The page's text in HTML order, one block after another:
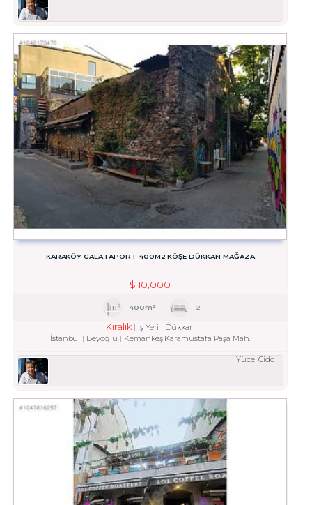
KARAKÖY GALATAPORT 400M2 KÖŞE DÜKKAN MAĞAZA
$ 10,000
400m² 2
Kiralık İş Yeri
Dükkan
İstanbul
Beyoğlu Kemankeş Karamustafa Paşa Mah.
Yücel Ciddi